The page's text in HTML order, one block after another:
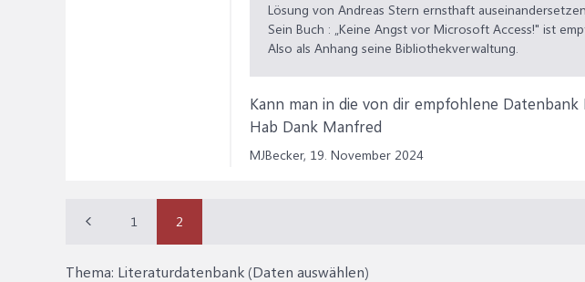
Lösung von Andreas Stern ernsthaft
Sein Buch : „Keine Angst vor Microsoft Access!" ist
Also als Anhang seine Bibliothekverwaltung.
Kann man in die von dir empfohlene Datenbank
Hab Dank Manfred
MJBecker, 19. November 2024
1 2
Thema: Literaturdatenbank (Daten auswählen)